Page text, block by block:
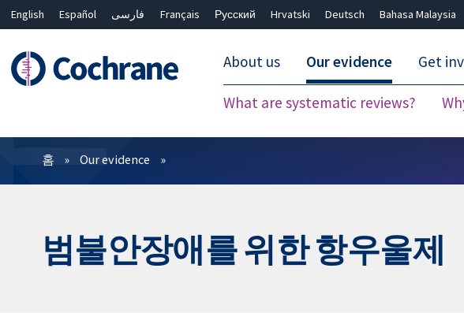
English Español فارسی Français Русский Hrvatski Deutsch Bahasa Malaysia
About us Our evidence
What are systematic reviews?
Get
필터
홈 Our evidence
범불안장애를 위한 항우울제